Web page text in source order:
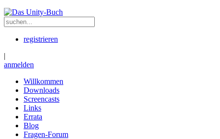
registrieren
|
anmelden
Willkommen
Downloads
Screencasts
Links
Errata
Blog
Fragen-Forum